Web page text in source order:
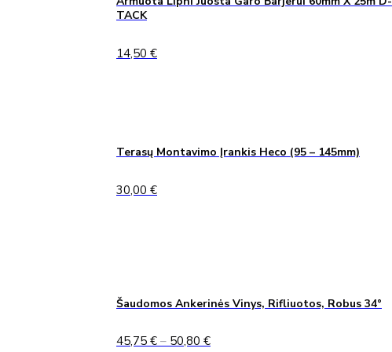
TACK
14,50 €
Terasų Montavimo Įrankis Heco (95 – 145mm)
30,00 €
Šaudomos Ankerinės Vinys, Rifliuotos, Robus 34°
45,75 € – 50,80 €Price